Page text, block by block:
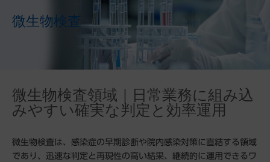
微生物検査
微生物検査領域｜日常業務に組み込
みやすい確実な判定と効率運用
微生物検査は、感染症の早期診断や院内感染対策に直結する領域
であり、迅速な判定と再現性の高い結果、継続的に運用できるワ